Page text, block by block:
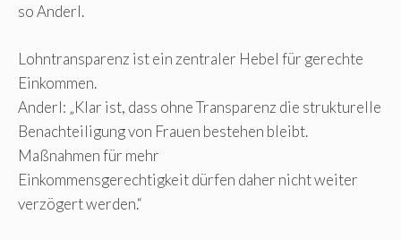
so Anderl.
Lohntransparenz ist ein zentraler Hebel für gerechte
Einkommen.
Anderl: „Klar ist, dass ohne Transparenz die strukturelle
Benachteiligung von Frauen bestehen bleibt.
Maßnahmen für mehr
Einkommensgerechtigkeit dürfen daher nicht weiter
verzögert werden.“